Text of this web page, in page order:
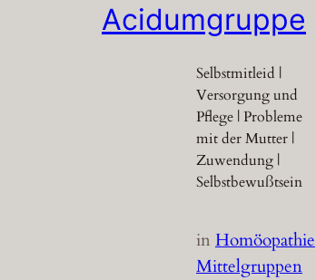
Acidumgruppe
Selbstmitleid |
Versorgung und
Pflege | Probleme
mit der Mutter |
Zuwendung |
Selbstbewußtsein
inHomöopathie
Mittelgruppen